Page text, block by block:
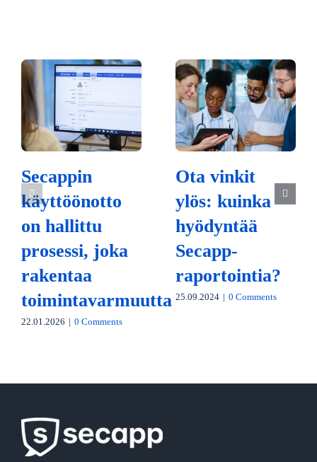
Secappin
käyttöönotto
on hallittu
prosessi, joka
rakentaa
toimintavarmuutta
22.01.2026 | 0 Comments
Ota vinkit
ylös: kuinka
hyödyntää
Secapp-
raportointia?
25.09.2024 | 0 Comments